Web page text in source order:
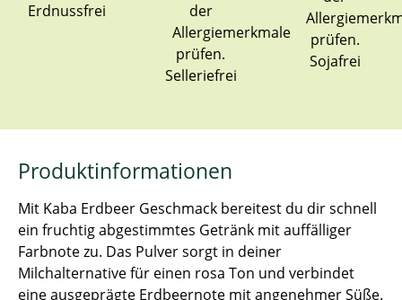
Erdnussfrei
Selleriefrei
Sojafrei
Produktinformationen
Mit Kaba Erdbeer Geschmack bereitest du dir schnell
ein fruchtig abgestimmtes Getränk mit auffälliger
Farbnote zu. Das Pulver sorgt in deiner
Milchalternative für einen rosa Ton und verbindet
eine ausgeprägte Erdbeernote mit angenehmer Süße.